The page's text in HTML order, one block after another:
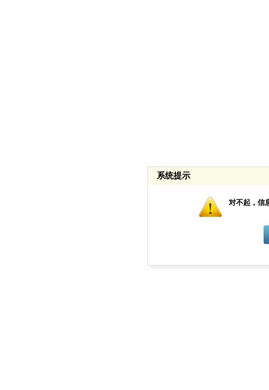
系统提示
对不起，信